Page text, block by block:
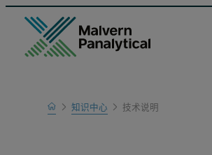
Home
Learn
知识中心 技术说明